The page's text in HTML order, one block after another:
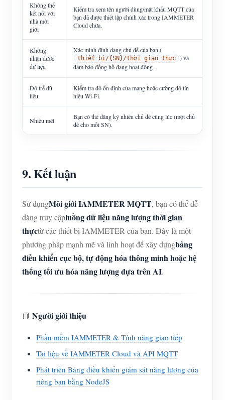
Không thể
kết nối với
nhà môi
giới
Kiểm tra xem tên người dùng/mật khẩu MQTT của
bạn đã được thiết lập chính xác trong IAMMETER
Cloud chưa.
Không
nhận được
dữ liệu
Xác minh định dạng chủ đề của bạn (
thiết bị/{SN}/thời gian thực ) và
đảm bảo đồng hồ đang hoạt động.
Độ trễ dữ
liệu
Kiểm tra độ ổn định của mạng hoặc cường độ tín
hiệu Wi-Fi.
Nhiều mét
Bạn có thể đăng ký nhiều chủ đề cùng lúc (một chủ
đề cho mỗi SN).
9. Kết luận
Sử dụngMôi giới IAMMETER MQTT, bạn có thể dễ
dàng truy cậpluồng dữ liệu năng lượng thời gian
thựctừ các thiết bị IAMMETER của bạn. Đây là một
phương pháp mạnh mẽ và linh hoạt để xây dựngbảng
điều khiển cục bộ, tự động hóa thông minh hoặc hệ
thống tối ưu hóa năng lượng dựa trên AI.
📘 Người giới thiệu
Phần mềm IAMMETER & Tính năng giao tiếp
Tài liệu về IAMMETER Cloud và API MQTT
Phát triển Bảng điều khiển giám sát năng lượng của
riêng bạn bằng NodeJS